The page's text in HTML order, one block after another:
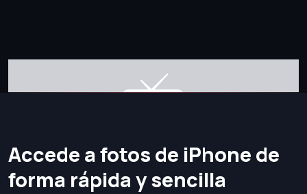
Accede a fotos de iPhone de
forma rápida y sencilla